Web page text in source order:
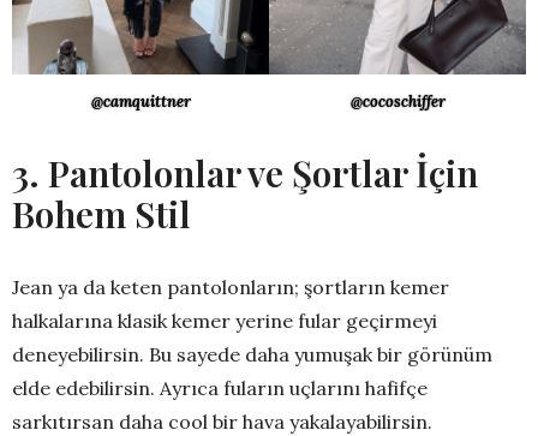
@camquittner @cocoschiffer
3. Pantolonlar ve Şortlar İçin
Bohem Stil
Jean ya da keten pantolonların; şortların kemer
halkalarına klasik kemer yerine fular geçirmeyi
deneyebilirsin. Bu sayede daha yumuşak bir görünüm
elde edebilirsin. Ayrıca fuların uçlarını hafifçe
sarkıtırsan daha cool bir hava yakalayabilirsin.